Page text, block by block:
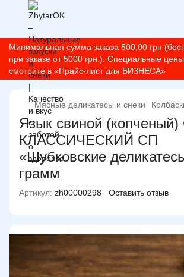
Минимальная сумма заказа 500,00 грн
при заказе от 5000 грн.). Специальные
смотрите в «Прайс-лист для БИЗНЕСА»
Мясные деликатесы и снеки
Язык свиной (копченый)
КЛАССИЧЕСКИЙ СП
«Шубковские
грамм
Артикул: zh00000298 Оставить отзыв